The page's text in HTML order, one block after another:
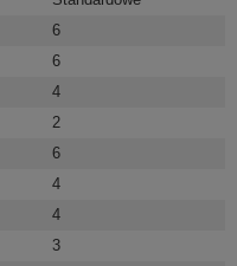
6
6
4
2
6
4
4
3